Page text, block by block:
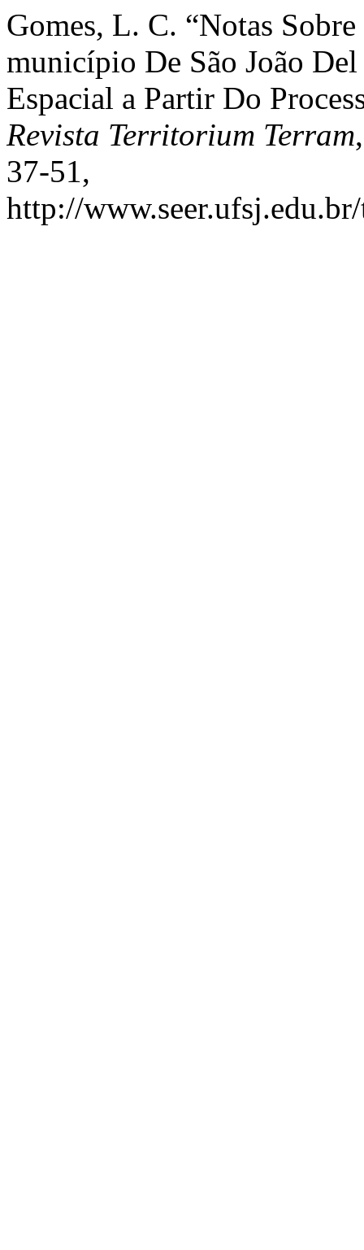
Gomes, L. C. “Notas
município De São João
Espacial a Partir Do
Revista Territorium Terram
37-51,
http://